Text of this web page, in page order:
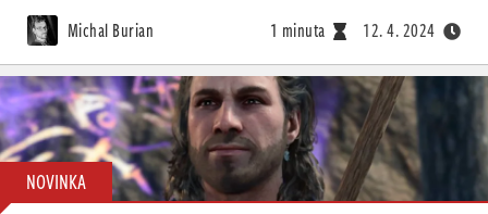
Michal Burian 1 minuta 12. 4. 2024
NOVINKA